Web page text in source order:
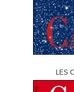
LES